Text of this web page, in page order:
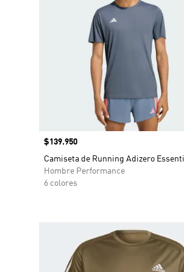
Precio
$139.950
Camiseta de Running Adizero
Hombre Performance
6 colores